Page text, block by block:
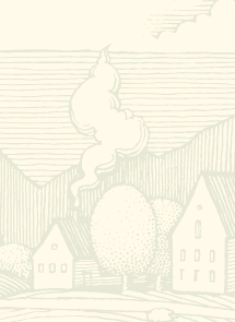
Торты «Тирольские» ®
Куличи
Кафе-кондитерские
Новости
Где купить
О компании